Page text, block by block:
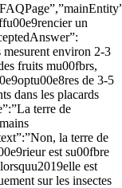
un
environ 2-3
fruits mu00fbrs,
de 3-5
dans les placards
terre de
la terre de
est su00fbre
est
sur les insectes